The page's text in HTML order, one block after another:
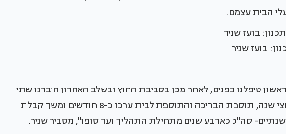
הבית עצמם.
בועז שניר
טיפלנו בפנים, לאחר מכן בסביבת החוץ ובשלב האחרון חיברנו שתי
הזירות. השיפוץ הפנימי ערך כחצי שנה, תוספת הבריכה והתוספת לבית ערכו כ-8 חודשים ומשך קבלת
סה"כ כארבע שנים מתחילת התהליך ועד סופו", מסביר שניר.